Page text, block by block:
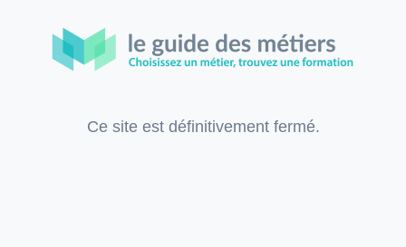
Ce site est définitivement fermé.